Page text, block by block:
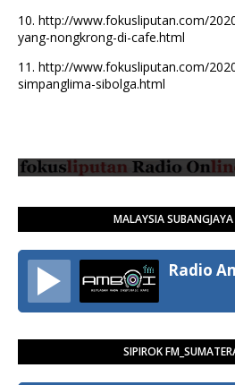
10. http://www.fokusliputan.com/
yang-nongkrong-di-cafe.html
11. http://www.fokusliputan.com/
simpanglima-sibolga.html
MALAYSIA
Radio
SIPIROK